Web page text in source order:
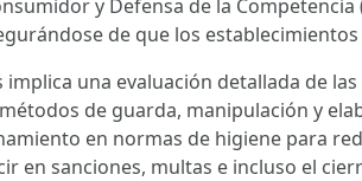
y Defensa de la Competencia
de que los
una evaluación detallada de
de guarda, manipulación y
en normas de higiene para
en sanciones, multas e incluso el